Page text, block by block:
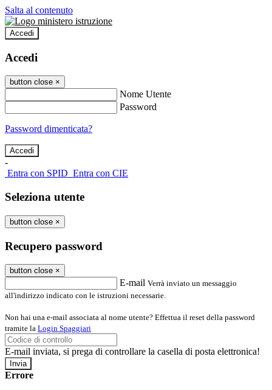
Salta al contenuto
Accedi
Accedi
button close ×
Nome Utente
Password
Password dimenticata?
-
Entra con SPID Entra con CIE
Seleziona utente
button close ×
Recupero password
button close ×
E-mail Verrà inviato un messaggio
all'indirizzo indicato con le istruzioni necessarie.
Non hai una e-mail associata al nome utente? Effettua il reset della password
tramite la Login Spaggiari
E-mail inviata, si prega di controllare la casella di posta elettronica!
Errore